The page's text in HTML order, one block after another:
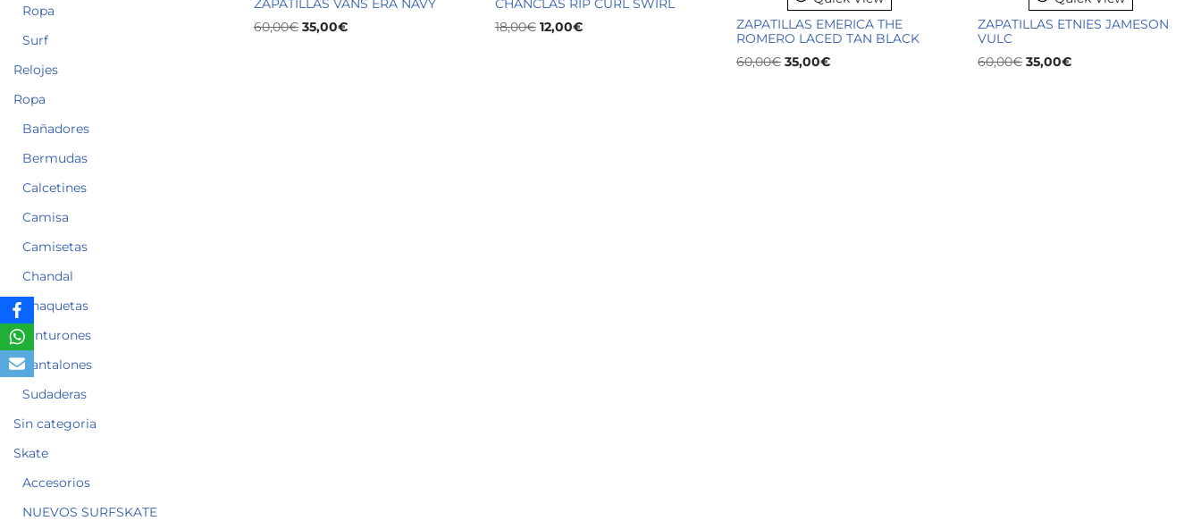
Ropa
Surf
Relojes
Ropa
Bañadores
Bermudas
Calcetines
Camisa
Camisetas
Chandal
Chaquetas
Cinturones
Pantalones
Sudaderas
Sin categoria
Skate
Accesorios
NUEVOS SURFSKATE
ZAPATILLAS VANS ERA NAVY
60,00€ 35,00€
CHANCLAS RIP CURL SWIRL
18,00€ 12,00€
ZAPATILLAS EMERICA THE
ROMERO LACED TAN BLACK
60,00€ 35,00€
ZAPATILLAS ETNIES JAMESON
VULC
60,00€ 35,00€